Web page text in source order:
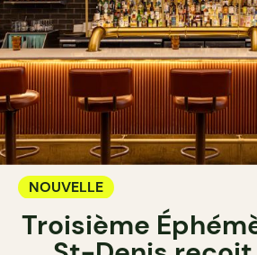
NOUVELLE
Troisième